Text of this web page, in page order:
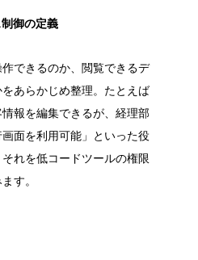
御の定義
できるのか、閲覧できるデ
あらかじめ整理。たとえば
情報を編集できるが、経理部
面を利用可能」といった役
れを低コードツールの権限
す。